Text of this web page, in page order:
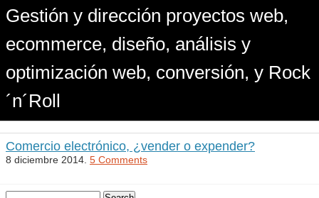
Gestión y dirección proyectos web,
ecommerce, diseño, análisis y
optimización web, conversión, y Rock
´n´Roll
Comercio electrónico, ¿vender o expender?
8 diciembre 2014. 5 Comments